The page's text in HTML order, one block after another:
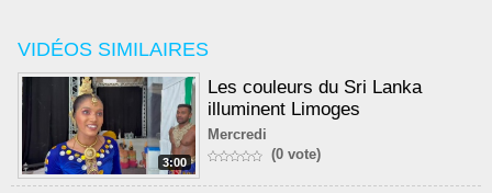
VIDÉOS SIMILAIRES
3:00
Les couleurs du Sri Lanka
illuminent Limoges
Mercredi
(0 vote)